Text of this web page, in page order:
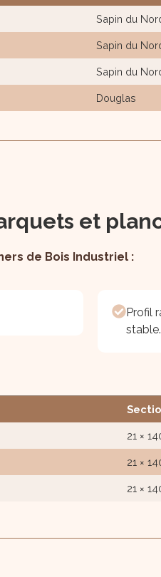
Sapin du
Sapin du
Sapin du
Douglas
et
de Bois Industriel :
Profil
stable.
21 ×
21 ×
21 ×